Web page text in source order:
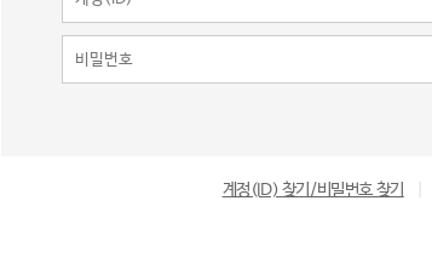
계정(ID) 찾기/비밀번호 찾기